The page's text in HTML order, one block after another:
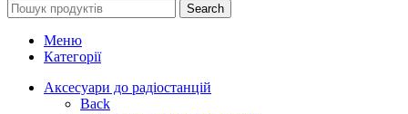
Search
Меню
Категорії
Аксесуари до радіостанцій
Back